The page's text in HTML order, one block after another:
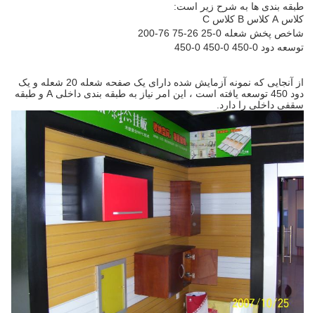
طبقه بندی ها به شرح زیر است:
کلاس A کلاس B کلاس C
شاخص پخش شعله 0-25 26-75 76-200
توسعه دود 0-450 0-450 0-450
از آنجایی که نمونه آزمایش شده دارای یک صفحه شعله 20 شعله و یک
دود 450 توسعه یافته است ، این امر نیاز به طبقه بندی داخلی A و طبقه
سقفی داخلی را دارد.